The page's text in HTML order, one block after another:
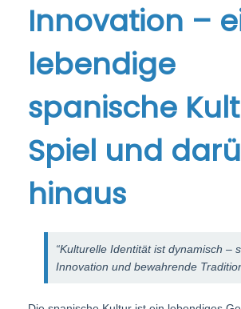
Innovation –
lebendige
spanische
Spiel und
hinaus
“Kulturelle Identität ist dynamisch –
Innovation und bewahrende